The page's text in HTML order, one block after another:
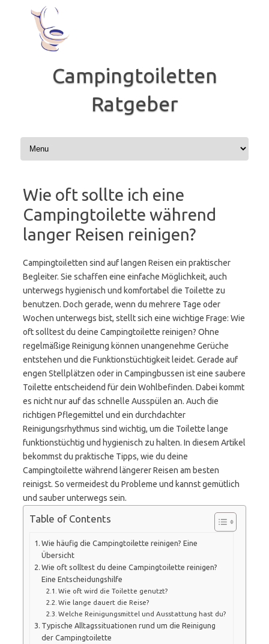
Inhalt
springen
Campingtoiletten
Ratgeber
Wie oft sollte ich eine
Campingtoilette während
langer Reisen reinigen?
Campingtoiletten sind auf langen Reisen ein praktischer
Begleiter. Sie schaffen eine einfache Möglichkeit, auch
unterwegs hygienisch und komfortabel die Toilette zu
benutzen. Doch gerade, wenn du mehrere Tage oder
Wochen unterwegs bist, stellt sich eine wichtige Frage: Wie
oft solltest du deine Campingtoilette reinigen? Ohne
regelmäßige Reinigung können unangenehme Gerüche
entstehen und die Funktionstüchtigkeit leidet. Gerade auf
engen Stellplätzen oder in Campingbussen ist eine saubere
Toilette entscheidend für dein Wohlbefinden. Dabei kommt
es nicht nur auf das schnelle Ausspülen an. Auch die
richtigen Pflegemittel und ein durchdachter
Reinigungsrhythmus sind wichtig, um die Toilette lange
funktionstüchtig und hygienisch zu halten. In diesem Artikel
bekommst du praktische Tipps, wie du deine
Campingtoilette während längerer Reisen am besten
reinigst. So vermeidest du Probleme und kannst gemütlich
und sauber unterwegs sein.
Table of Contents
Wie häufig die Campingtoilette reinigen? Eine
Übersicht
Wie oft solltest du deine Campingtoilette reinigen?
Eine Entscheidungshilfe
Wie oft wird die Toilette genutzt?
Wie lange dauert die Reise?
Welche Reinigungsmittel und Ausstattung hast du?
Typische Alltagssituationen rund um die Reinigung
der Campingtoilette